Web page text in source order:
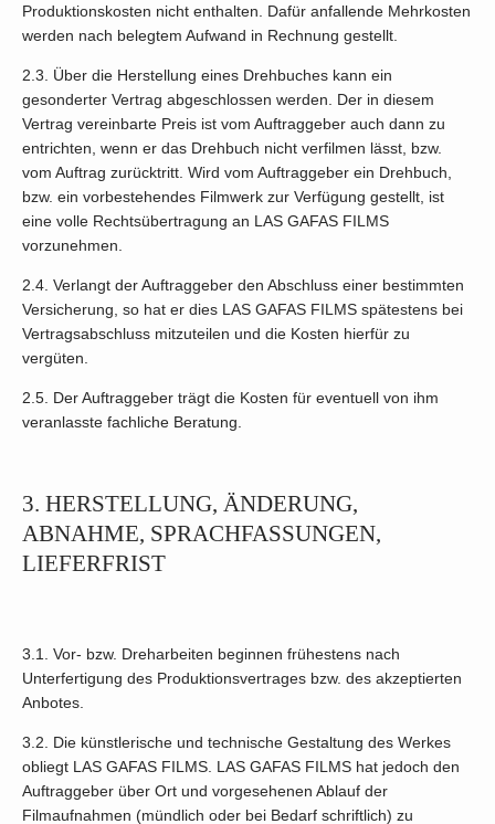
Produktionskosten nicht enthalten. Dafür anfallende Mehrkosten
werden nach belegtem Aufwand in Rechnung gestellt.
2.3. Über die Herstellung eines Drehbuches kann ein
gesonderter Vertrag abgeschlossen werden. Der in diesem
Vertrag vereinbarte Preis ist vom Auftraggeber auch dann zu
entrichten, wenn er das Drehbuch nicht verfilmen lässt, bzw.
vom Auftrag zurücktritt. Wird vom Auftraggeber ein Drehbuch,
bzw. ein vorbestehendes Filmwerk zur Verfügung gestellt, ist
eine volle Rechtsübertragung an LAS GAFAS FILMS
vorzunehmen.
2.4. Verlangt der Auftraggeber den Abschluss einer bestimmten
Versicherung, so hat er dies LAS GAFAS FILMS spätestens bei
Vertragsabschluss mitzuteilen und die Kosten hierfür zu
vergüten.
2.5. Der Auftraggeber trägt die Kosten für eventuell von ihm
veranlasste fachliche Beratung.
3. HERSTELLUNG, ÄNDERUNG,
ABNAHME, SPRACHFASSUNGEN,
LIEFERFRIST
3.1. Vor- bzw. Dreharbeiten beginnen frühestens nach
Unterfertigung des Produktionsvertrages bzw. des akzeptierten
Anbotes.
3.2. Die künstlerische und technische Gestaltung des Werkes
obliegt LAS GAFAS FILMS. LAS GAFAS FILMS hat jedoch den
Auftraggeber über Ort und vorgesehenen Ablauf der
Filmaufnahmen (mündlich oder bei Bedarf schriftlich) zu